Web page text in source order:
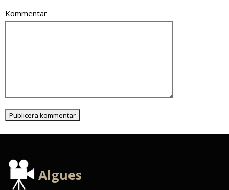
Kommentar
Algues